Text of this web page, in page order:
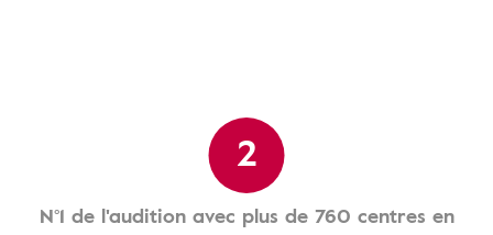
2
N°1 de l'audition avec plus de 760 centres en